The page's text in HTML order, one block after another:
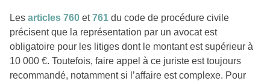
Les articles 760 et761 du code de procédure civile
précisent que la représentation par un avocat est
obligatoire pour les litiges dont le montant est supérieur à
10 000 €. Toutefois, faire appel à ce juriste est toujours
recommandé, notamment si l’affaire est complexe. Pour